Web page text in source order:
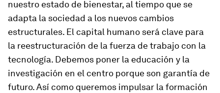
nuestro estado de bienestar, al tiempo que se
adapta la sociedad a los nuevos cambios
estructurales. El capital humano será clave para
la reestructuración de la fuerza de trabajo con la
tecnología. Debemos poner la educación y la
investigación en el centro porque son garantía de
futuro. Así como queremos impulsar la formación